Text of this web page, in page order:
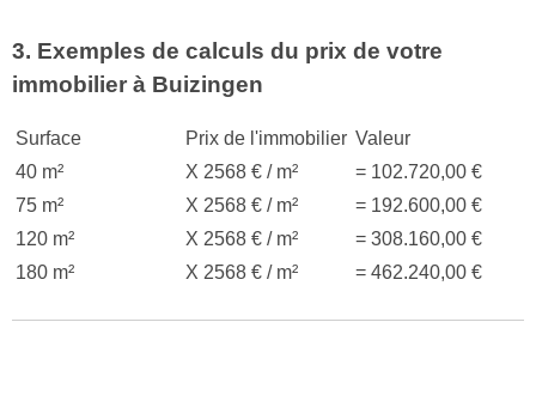
3. Exemples de calculs du prix de votre
immobilier à Buizingen
Surface Prix de l'immobilier Valeur
40 m²
X 2568 € / m²
= 102.720,00 €
75 m²
X 2568 € / m²
= 192.600,00 €
120 m²
X 2568 € / m²
= 308.160,00 €
180 m²
X 2568 € / m² = 462.240,00 €